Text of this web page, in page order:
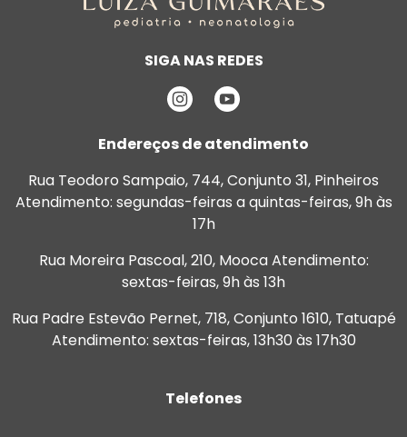
SIGA NAS REDES
Endereços de atendimento
Rua Teodoro Sampaio, 744, Conjunto 31, Pinheiros
Atendimento: segundas-feiras a quintas-feiras, 9h às
17h
Rua Moreira Pascoal, 210, MoocaAtendimento:
sextas-feiras, 9h às 13h
Rua Padre Estevão Pernet, 718, Conjunto 1610, Tatuapé
Atendimento: sextas-feiras, 13h30 às 17h30
Telefones